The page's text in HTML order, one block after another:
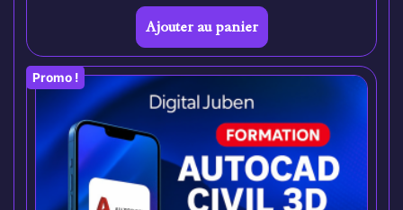
Ajouter au panier
Promo !